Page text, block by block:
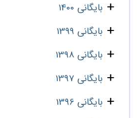
بایگانی 1400
بایگانی 1399
بایگانی 1398
بایگانی 1397
بایگانی 1396